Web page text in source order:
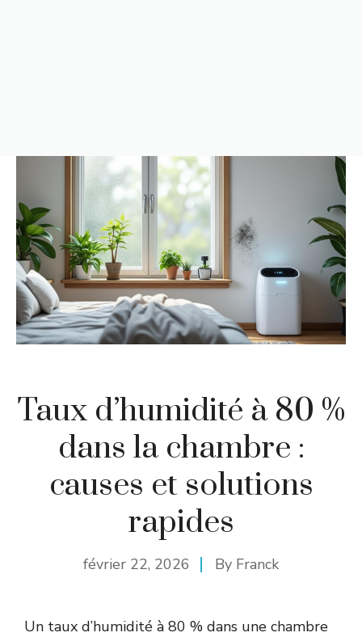
Taux d’humidité à 80 %
dans la chambre :
causes et solutions
rapides
février 22, 2026 By Franck
Un taux d’humidité à 80 % dans une chambre